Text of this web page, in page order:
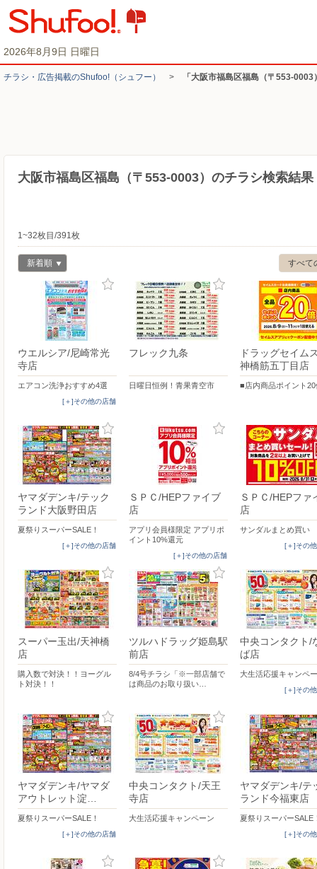
2026年8月9日 日曜日
チラシ・​広告掲載の​Shufoo!​（シュフー） > 「大阪市福島区福島（〒553-
大阪市福島区福島（〒553-0003）のチラシ検索結果
1~32枚目/391枚
すべて
新着順
ウエルシア/尼崎常光
寺店
エアコン洗浄おすすめ4選
[＋]その他の店舗
フレック九条
日曜日恒例！青果青空市
ドラッグセイ
神橋筋五丁目店
■店内商品ポイント20
ヤマダデンキ/テック
ランド大阪野田店
夏祭りスーパーSALE！
[＋]その他の店舗
ＳＰＣ/HEPファイブ
店
アプリ会員様限定 アプリポ
イント10%還元
[＋]その他の店舗
ＳＰＣ/HEPファ
店
サンダルまとめ買い
[＋]その
スーパー玉出/天神橋
店
購入数で対決！！ヨーグル
ト対決！！
ツルハドラッグ姫島駅
前店
8/4号チラシ「※一部店舗で
は商品のお取り扱い…
中央コンタクト/
ば店
大生活応援キャンペ
[＋]その
ヤマダデンキ/ヤマダ
アウトレット淀…
夏祭りスーパーSALE！
[＋]その他の店舗
中央コンタクト/天王
寺店
大生活応援キャンペーン
ヤマダデンキ/テ
ランド今福東店
夏祭りスーパーSALE
[＋]その